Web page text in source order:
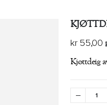
kr 55,00
Kjøttdeig